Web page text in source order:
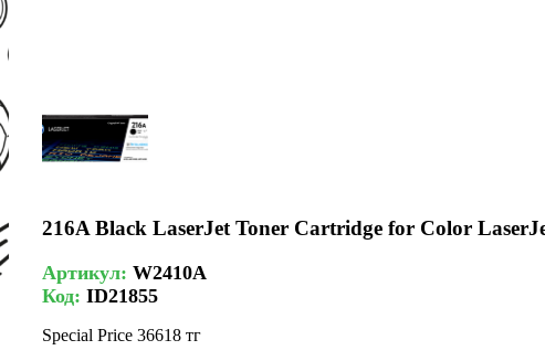
216A Black LaserJet Toner Cartridge for Color
Артикул: W2410A
Код: ID21855
Special Price 36618 тг